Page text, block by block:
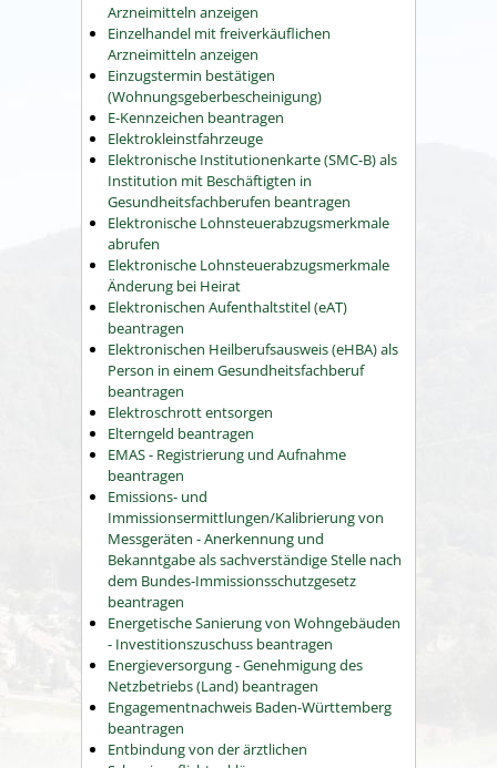
Arzneimitteln anzeigen
Einzelhandel mit freiverkäuflichen
Arzneimitteln anzeigen
Einzugstermin bestätigen
(Wohnungsgeberbescheinigung)
E-Kennzeichen beantragen
Elektrokleinstfahrzeuge
Elektronische Institutionenkarte (SMC-B) als
Institution mit Beschäftigten in
Gesundheitsfachberufen beantragen
Elektronische Lohnsteuerabzugsmerkmale
abrufen
Elektronische Lohnsteuerabzugsmerkmale
Änderung bei Heirat
Elektronischen Aufenthaltstitel (eAT)
beantragen
Elektronischen Heilberufsausweis (eHBA) als
Person in einem Gesundheitsfachberuf
beantragen
Elektroschrott entsorgen
Elterngeld beantragen
EMAS - Registrierung und Aufnahme
beantragen
Emissions- und
Immissionsermittlungen/Kalibrierung von
Messgeräten - Anerkennung und
Bekanntgabe als sachverständige Stelle nach
dem Bundes-Immissionsschutzgesetz
beantragen
Energetische Sanierung von Wohngebäuden
- Investitionszuschuss beantragen
Energieversorgung - Genehmigung des
Netzbetriebs (Land) beantragen
Engagementnachweis Baden-Württemberg
beantragen
Entbindung von der ärztlichen